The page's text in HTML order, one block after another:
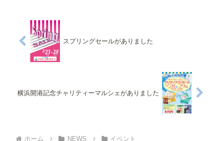
スプリングセールがありました
横浜開港記念チャリティーマルシェがありました
ホーム NEWS イベント